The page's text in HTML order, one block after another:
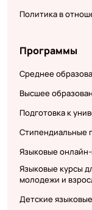
Политика в
Программы
Среднее
Высшее
Подготовка к
Стипендиальные
Языковые
Языковые курсы
молодежи и
Детские